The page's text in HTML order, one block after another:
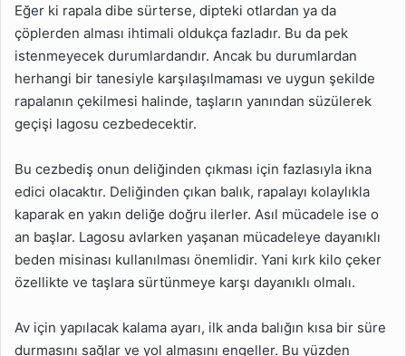
Eğer ki rapala dibe sürterse, dipteki otlardan ya da
çöplerden alması ihtimali oldukça fazladır. Bu da pek
istenmeyecek durumlardandır. Ancak bu durumlardan
herhangi bir tanesiyle karşılaşılmaması ve uygun şekilde
rapalanın çekilmesi halinde, taşların yanından süzülerek
geçişi lagosu cezbedecektir.
Bu cezbediş onun deliğinden çıkması için fazlasıyla ikna
edici olacaktır. Deliğinden çıkan balık, rapalayı kolaylıkla
kaparak en yakın deliğe doğru ilerler. Asıl mücadele ise o
an başlar. Lagosu avlarken yaşanan mücadeleye dayanıklı
beden misinası kullanılması önemlidir. Yani kırk kilo çeker
özellikte ve taşlara sürtünmeye karşı dayanıklı olmalı.
Av için yapılacak kalama ayarı, ilk anda balığın kısa bir süre
durmasını sağlar ve yol almasını engeller. Bu yüzden